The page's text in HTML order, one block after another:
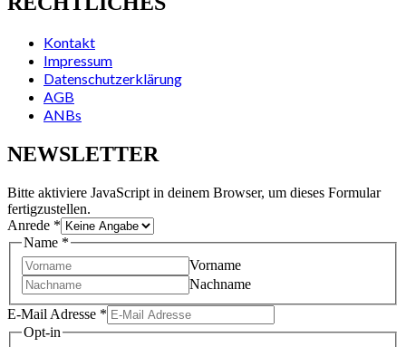
Kontakt
Impressum
Datenschutzerklärung
AGB
ANBs
NEWSLETTER
Bitte aktiviere JavaScript in deinem Browser, um dieses Formular
fertigzustellen.
Anrede *
Name *
Vorname
Nachname
E-Mail Adresse *
Opt-in